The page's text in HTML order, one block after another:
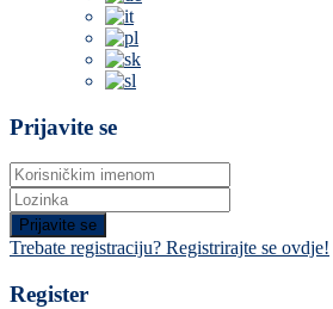
Prijavite se
Prijavite se
Trebate registraciju? Registrirajte se ovdje!
Register